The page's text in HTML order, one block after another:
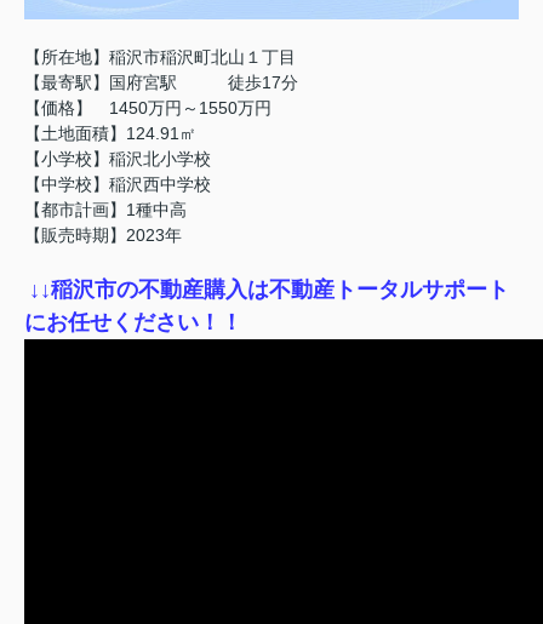
【所在地】稲沢市稲沢町北山１丁目
【最寄駅】国府宮駅 徒歩17分
【価格】 1450万円～1550万円
【土地面積】124.91㎡
【小学校】稲沢北小学校
【中学校】稲沢西中学校
【都市計画】1種中高
【販売時期】2023年
↓ ↓稲沢市の不動産購入は不動産トータルサポート
にお任せください！！